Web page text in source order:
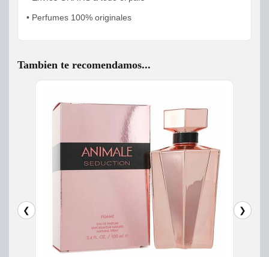
• Perfumes 100% originales
Tambien te recomendamos...
❮ ❯